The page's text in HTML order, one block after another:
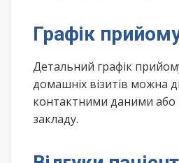
Графік
Детальний графік
домашніх візитів можна
контактними даними або
закладу.